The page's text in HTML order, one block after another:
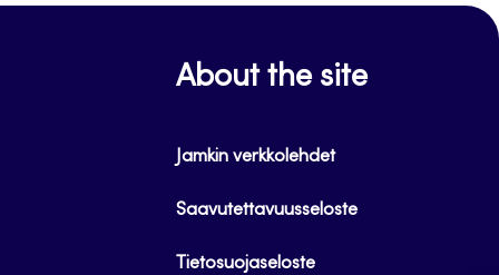
About the site
Jamkin verkkolehdet
Saavutettavuusseloste
Tietosuojaseloste